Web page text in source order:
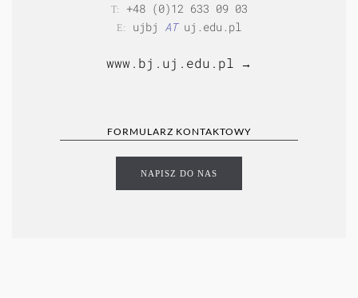
T: +48 (0)12 633 09 03
E: ujbj AT uj.edu.pl
www.bj.uj.edu.pl →
FORMULARZ KONTAKTOWY
NAPISZ DO NAS